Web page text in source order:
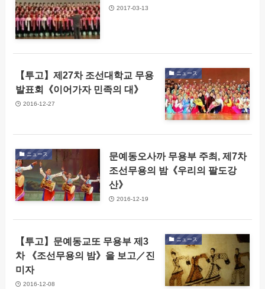
2017-03-13
ニュース
【투고】제27차 조선대학교 무용
발표회《이어가자 민족의 대》
2016-12-27
ニュース
문예동오사까 무용부 주최, 제7차
조선무용의 밤《우리의 팔도강
산》
2016-12-19
ニュース
【투고】문예동교또 무용부 제3
차 《조선무용의 밤》을 보고／진
미자
2016-12-08